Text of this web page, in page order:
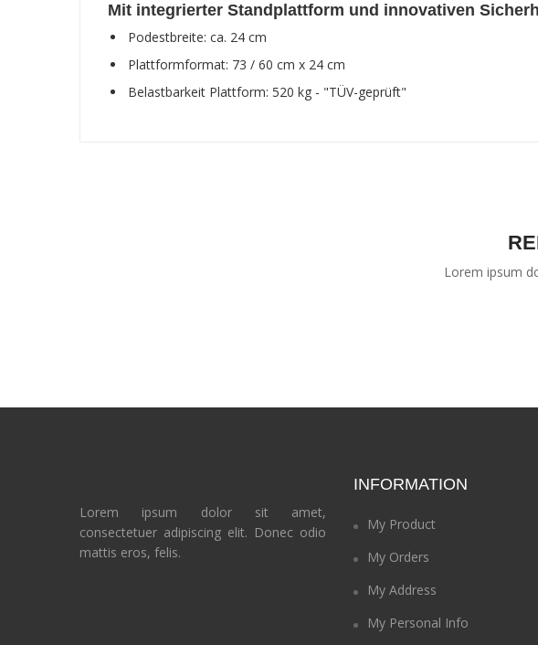
Mit integrierter Standplattform und innovativen
Podestbreite: ca. 24 cm
Plattformformat: 73 / 60 cm x 24 cm
Belastbarkeit Plattform: 520 kg - "TÜV-geprüft"
Lorem ipsum
Lorem ipsum dolor sit amet,
consectetuer adipiscing elit. Donec odio
mattis eros, felis.
INFORMATION
My Product
My Orders
My Address
My Personal Info